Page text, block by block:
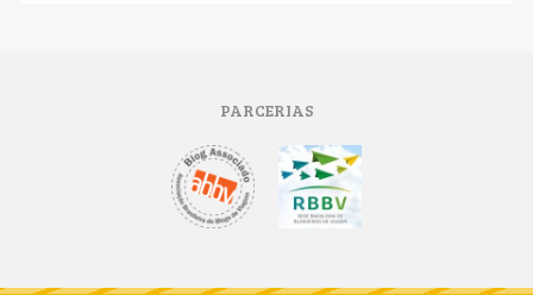
PARCERIAS